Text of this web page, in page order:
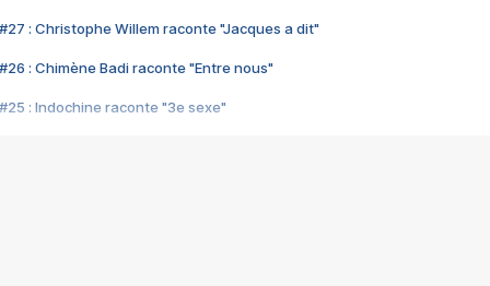
#27 : Christophe Willem raconte "Jacques a dit"
#26 : Chimène Badi raconte "Entre nous"
#25 : Indochine raconte "3e sexe"